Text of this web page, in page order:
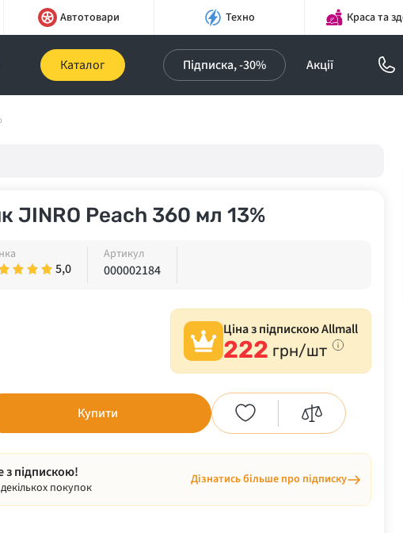
Автотовари Техно Краса та
Каталог Підписка, -30% Акції
JINRO Peach 360 мл 13%
5,0
Артикул
000002184
Ціна з підпискою Allmall
222 грн/шт
Купити
з підпискою!
покупок
Дізнатись більше про підписку